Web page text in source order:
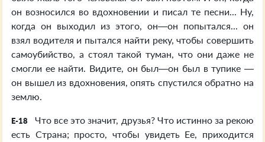
он возносился во вдохновении и писал те песни... Ну,
когда он выходил из этого, он—он попытался... он
взял водителя и пытался найти реку, чтобы совершить
самоубийство, а стоял такой туман, что они даже не
смогли ее найти. Видите, он был—он был в тупике —
он вышел из вдохновения, опять спустился обратно на
землю.
E-18
Что все это значит, друзья? Что истинно за рекою
есть Страна; просто, чтобы увидеть Ее, приходится